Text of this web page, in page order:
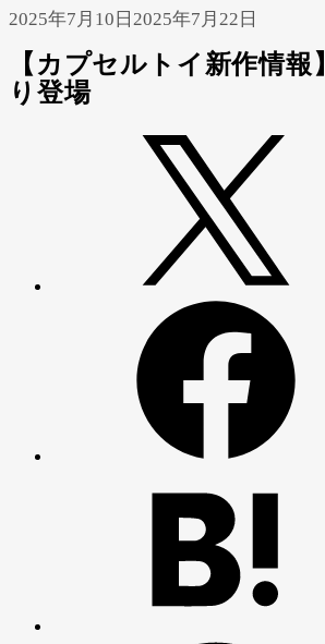
2025年7月10日 2025年7月22日
【カプセルトイ新作情
り登場